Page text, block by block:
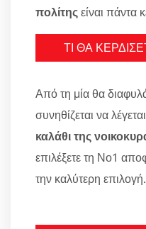
πολίτηςείναι πάντα
ΤΙ ΘΑ
Από τη μία θα
συνηθίζεται να
καλάθι της
επιλέξετε τη Νο1
την καλύτερη επιλογή.